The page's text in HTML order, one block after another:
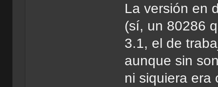
La versión en
(sí, un 80286
3.1, el de
aunque sin
ni siquiera era